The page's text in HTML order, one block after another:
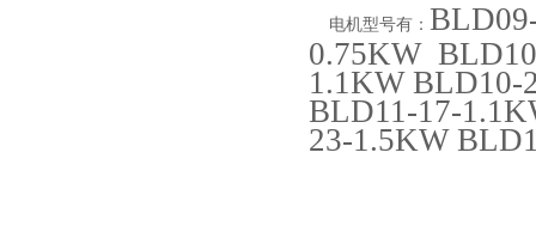
电机型号有：
0.75KW
1.1KW BLD10-
BLD11-17-
23-1.5KW